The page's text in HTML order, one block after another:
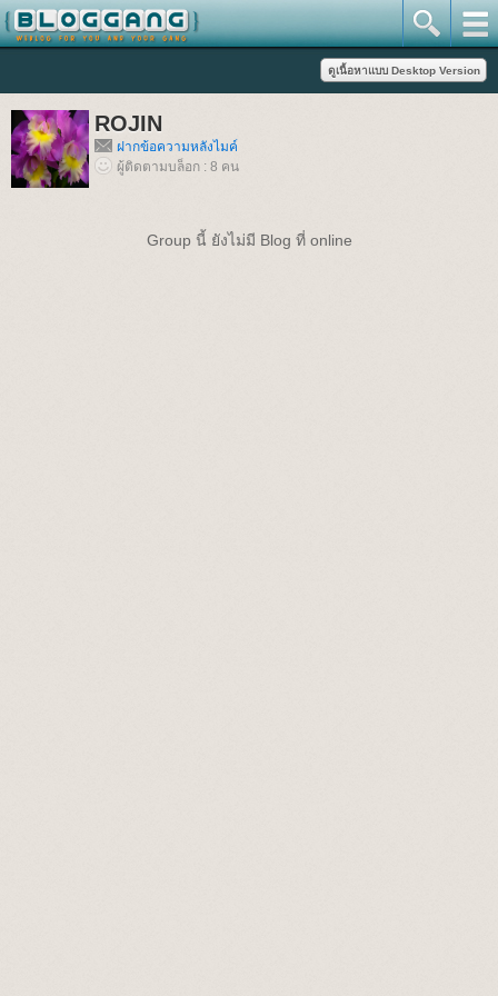
ROJIN
ฝากข้อความหลังไมค์
ผู้ติดตามบล็อก : 8 คน
Group นี้ ยังไม่มี Blog ที่ online